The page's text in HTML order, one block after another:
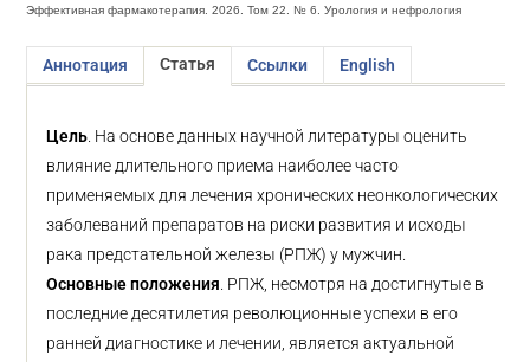
Эффективная фармакотерапия. 2026. Том 22. № 6. Урология и нефрология
Аннотация Статья Ссылки English
Цель . На основе данных научной литературы оценить
влияние длительного приема наиболее часто
применяемых для лечения хронических неонкологических
заболеваний препаратов на риски развития и исходы
рака предстательной железы (РПЖ) у мужчин.
Основные положения . РПЖ, несмотря на достигнутые в
последние десятилетия революционные успехи в его
ранней диагностике и лечении, является актуальной